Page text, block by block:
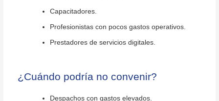
Capacitadores.
Profesionistas con pocos gastos operativos.
Prestadores de servicios digitales.
¿Cuándo podría no convenir?
Despachos con gastos elevados.